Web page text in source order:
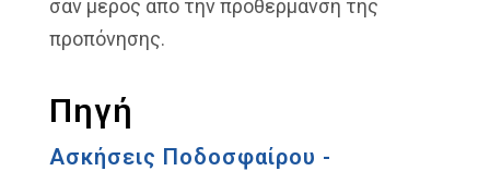
σαν μέρος από την προθέρμανση της
προπόνησης.
Πηγή
Ασκήσεις Ποδοσφαίρου -